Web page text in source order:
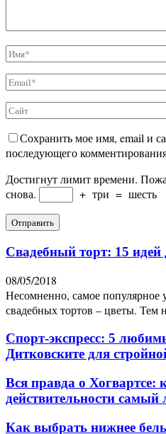
Сохранить мое имя, email и
последующего
Достигнут лимит времени.
снова.
+ три = шесть
Свадебный торт: 15
08/05/2018
Несомненно, самое популярное
свадебных тортов – цветы. Тем
Спорт-экспресс: 5
Дитковските для
Вся правда о Хогвартсе:
действительности
Как выбрать нижнее